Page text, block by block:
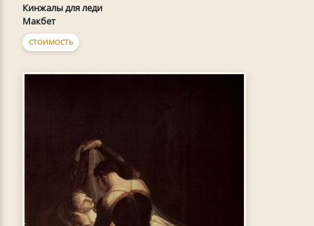
Кинжалы для леди
Макбет
СТОИМОСТЬ